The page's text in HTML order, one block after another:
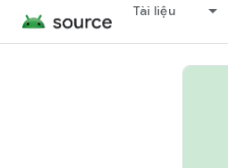
Tài liệu